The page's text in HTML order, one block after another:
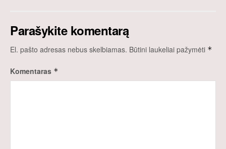
Parašykite komentarą
El. pašto adresas nebus skelbiamas. Būtini laukeliai pažymėti *
Komentaras *